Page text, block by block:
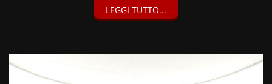
Kit riparazione pneumatici (Compressore da 12 V) (20 EUR),
LEGGI TUTTO...